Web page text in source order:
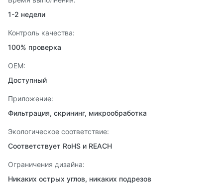
1-2 недели
Контроль качества:
100% проверка
OEM:
Доступный
Приложение:
Фильтрация, скрининг, микрообработка
Экологическое соответствие:
Соответствует RoHS и REACH
Ограничения дизайна:
Никаких острых углов, никаких подрезов